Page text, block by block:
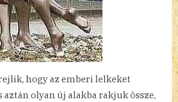
hogy az emberi lelkeket
aztán olyan új alakba rakjuk össze,